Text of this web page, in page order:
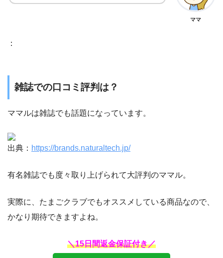
ママ
：
雑誌での口コミ評判は？
ママルは雑誌でも話題になっています。
出典： https://brands.naturaltech.jp/
有名雑誌でも度々取り上げられて大評判のママル。
実際に、たまごクラブでもオススメしている商品なので、
かなり期待できますよね。
＼15日間返金保証付き／